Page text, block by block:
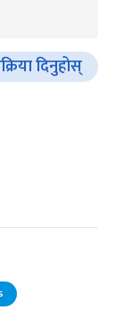
दिनुहोस्